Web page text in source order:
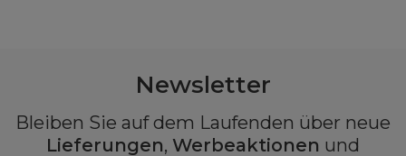
Newsletter
Bleiben Sie auf dem Laufenden über neue
Lieferungen, Werbeaktionen und